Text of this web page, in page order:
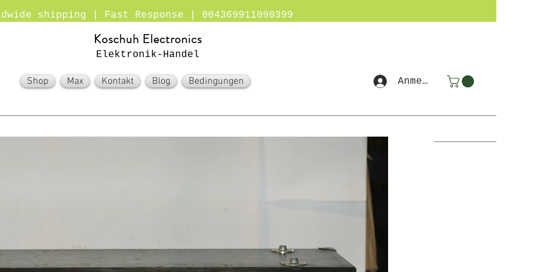
shipping | Fast Response | 004369911090399
Koschuh Electronics
Elektronik-Handel
Shop Max Kontakt Blog Bedingungen Anmelden